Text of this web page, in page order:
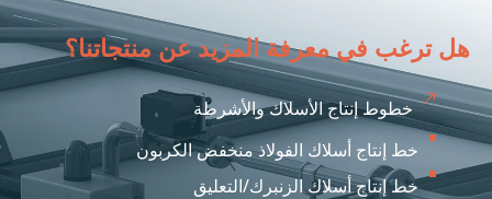
هل ترغب في معرفة المزيد عن منتجاتنا؟
خطوط إنتاج الأسلاك والأشرطة
خط إنتاج أسلاك الفولاذ منخفض الكربون
خط إنتاج أسلاك الزنبرك/التعليق